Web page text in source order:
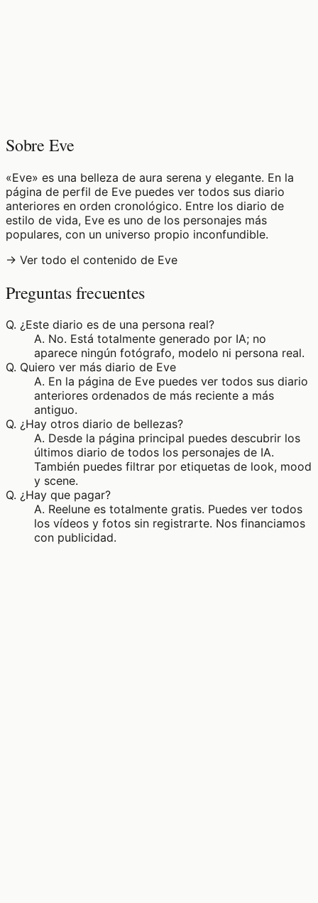
Sobre Eve
«Eve» es una belleza de aura serena y elegante. En la
página de perfil de Eve puedes ver todos sus diario
anteriores en orden cronológico. Entre los diario de
estilo de vida, Eve es uno de los personajes más
populares, con un universo propio inconfundible.
→ Ver todo el contenido de Eve
Preguntas frecuentes
Q. ¿Este diario es de una persona real?
A. No. Está totalmente generado por IA; no
aparece ningún fotógrafo, modelo ni persona real.
Q. Quiero ver más diario de Eve
A. En la página de Eve puedes ver todos sus diario
anteriores ordenados de más reciente a más
antiguo.
Q. ¿Hay otros diario de bellezas?
A. Desde la página principal puedes descubrir los
últimos diario de todos los personajes de IA.
También puedes filtrar por etiquetas de look, mood
y scene.
Q. ¿Hay que pagar?
A. Reelune es totalmente gratis. Puedes ver todos
los vídeos y fotos sin registrarte. Nos financiamos
con publicidad.